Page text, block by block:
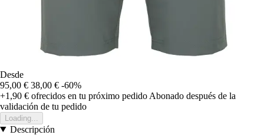
Desde
95,00 € 38,00 € -60%
+1,90 € ofrecidos en tu próximo pedido Abonado después de la
validación de tu pedido
Loading...
Descripción